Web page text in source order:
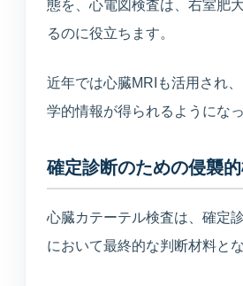
態を、心電図検査は、右室肥
るのに役立ちます。
近年では心臓MRIも活用され
学的情報が得られるようにな
確定診断のための侵襲
心臓カテーテル検査は、確定
において最終的な判断材料とな